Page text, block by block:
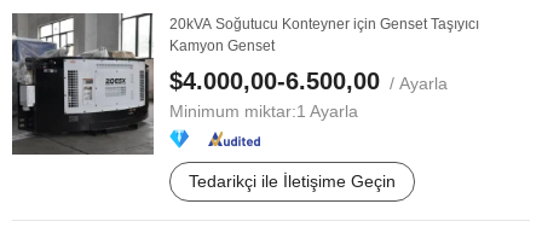
20kVA Soğutucu Konteyner için Genset Taşıyıcı
Kamyon Genset
$4.000,00-6.500,00 / Ayarla
Minimum miktar:1 Ayarla
Tedarikçi ile İletişime Geçin